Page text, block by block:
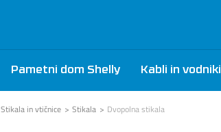
Pametni dom Shelly Kabli in vodniki
Stikala in vtičnice Stikala Dvopolna stikala